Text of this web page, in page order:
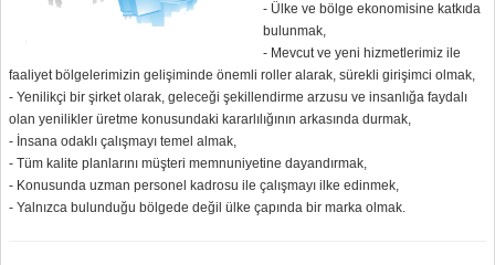
- Ülke ve bölge ekonomisine katkıda
bulunmak,
- Mevcut ve yeni hizmetlerimiz ile
faaliyet bölgelerimizin gelişiminde önemli roller alarak, sürekli girişimci olmak,
- Yenilikçi bir şirket olarak, geleceği şekillendirme arzusu ve insanlığa faydalı
olan yenilikler üretme konusundaki kararlılığının arkasında durmak,
- İnsana odaklı çalışmayı temel almak,
- Tüm kalite planlarını müşteri memnuniyetine dayandırmak,
- Konusunda uzman personel kadrosu ile çalışmayı ilke edinmek,
- Yalnızca bulunduğu bölgede değil ülke çapında bir marka olmak.